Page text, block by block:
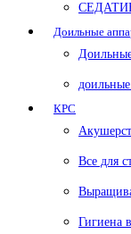
Доильные
КРС
Все для
Гигиена